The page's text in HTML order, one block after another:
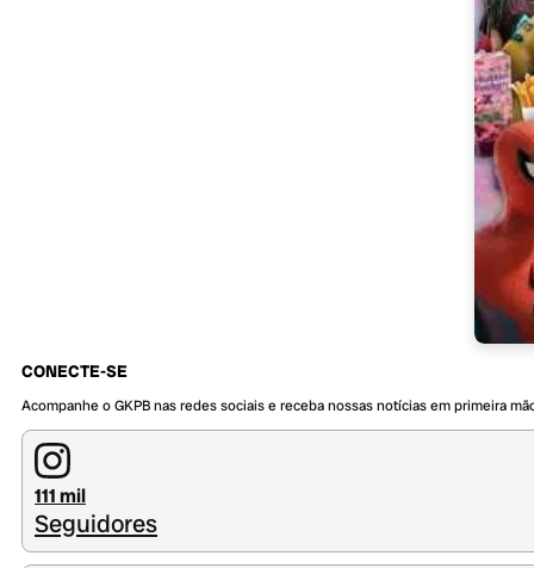
CONECTE-SE
Acompanhe o GKPB nas redes sociais e receba nossas notícias em primeira
111 mil
Seguidores